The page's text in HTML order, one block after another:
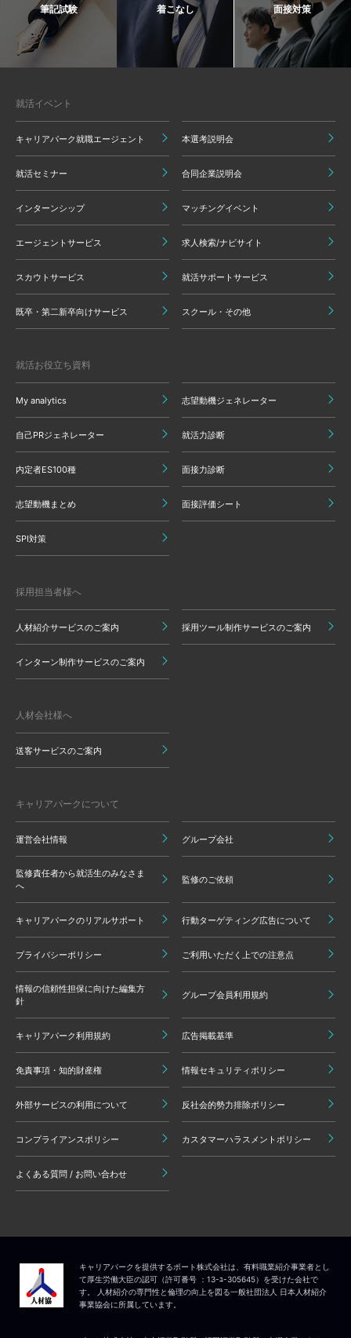
筆記試験 着こなし 面接対策
就活イベント
キャリアパーク就職エージェント 本選考説明会
就活セミナー 合同企業説明会
インターンシップ マッチングイベント
エージェントサービス 求人検索/ナビサイト
スカウトサービス 就活サポートサービス
既卒・第二新卒向けサービス スクール・その他
就活お役立ち資料
My analytics 志望動機ジェネレーター
自己PRジェネレーター 就活力診断
内定者ES100種 面接力診断
志望動機まとめ 面接評価シート
SPI対策
採用担当者様へ
人材紹介サービスのご案内 採用ツール制作サービスのご案内
インターン制作サービスのご案内
人材会社様へ
送客サービスのご案内
キャリアパークについて
運営会社情報 グループ会社
監修責任者から就活生のみなさま
へ
監修のご依頼
キャリアパークのリアルサポート 行動ターゲティング広告について
プライバシーポリシー ご利用いただく上での注意点
情報の信頼性担保に向けた編集方
針
グループ会員利用規約
キャリアパーク利用規約 広告掲載基準
免責事項・知的財産権 情報セキュリティポリシー
外部サービスの利用について 反社会的勢力排除ポリシー
コンプライアンスポリシー カスタマーハラスメントポリシー
よくある質問 / お問い合わせ